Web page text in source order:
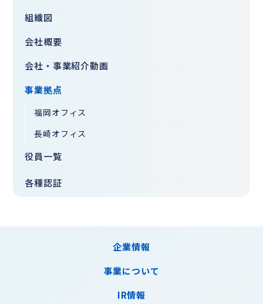
組織図
会社概要
会社・事業紹介動画
事業拠点
福岡オフィス
長崎オフィス
役員一覧
各種認証
企業情報
事業について
IR情報